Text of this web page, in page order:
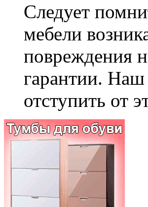
Следует
мебели
повреждения
гарантии.
отступить от